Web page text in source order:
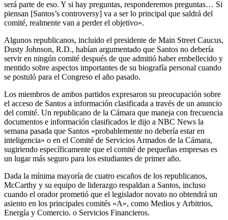
será parte de eso. Y si hay preguntas, responderemos preguntas… Si
piensan [Santos’s controversy] va a ser lo principal que saldrá del
comité, realmente van a perder el objetivo».
Algunos republicanos, incluido el presidente de Main Street Caucus,
Dusty Johnson, R.D., habían argumentado que Santos no debería
servir en ningún comité después de que admitió haber embellecido y
mentido sobre aspectos importantes de su biografía personal cuando
se postuló para el Congreso el año pasado.
Los miembros de ambos partidos expresaron su preocupación sobre
el acceso de Santos a información clasificada a través de un anuncio
del comité. Un republicano de la Cámara que maneja con frecuencia
documentos e información clasificados le dijo a NBC News la
semana pasada que Santos «probablemente no debería estar en
inteligencia» o en el Comité de Servicios Armados de la Cámara,
sugiriendo específicamente que el comité de pequeñas empresas es
un lugar más seguro para los estudiantes de primer año.
Dada la mínima mayoría de cuatro escaños de los republicanos,
McCarthy y su equipo de liderazgo respaldan a Santos, incluso
cuando el orador prometió que el legislador novato no obtendrá un
asiento en los principales comités «A», como Medios y Arbitrios,
Energía y Comercio. o Servicios Financieros.